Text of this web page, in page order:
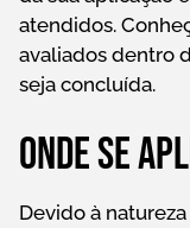
atendidos.
avaliados dentro
seja concluída.
Onde se
Devido à